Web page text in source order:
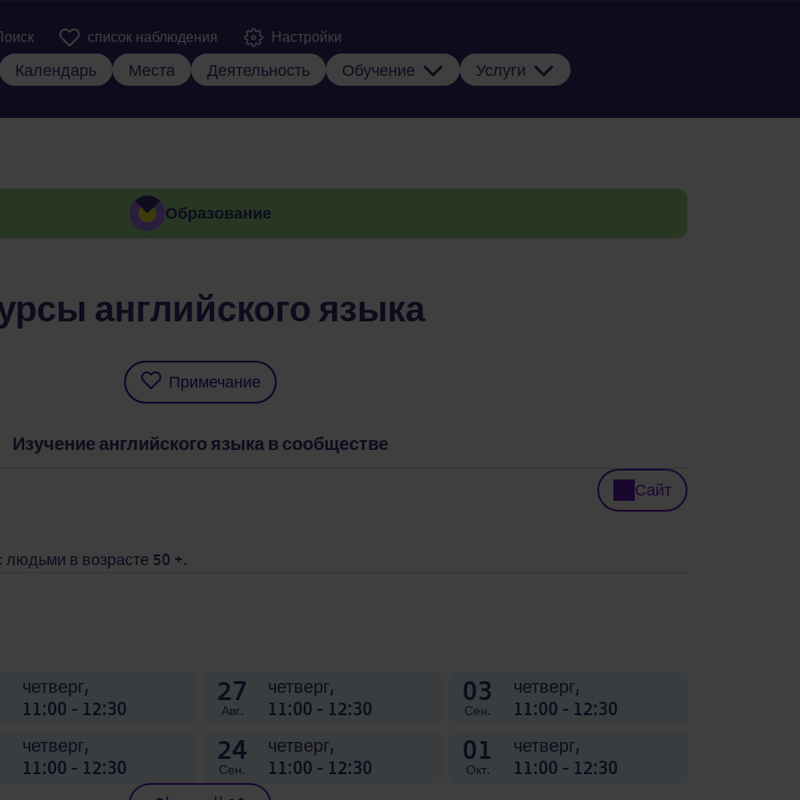
навигация
Календарь Места Деятельность Обучение Услуги
der Kopfzeileсписок наблюдения Настройки
Образование
английского языка
Примечание
Изучение английского языка в сообществе
Сайт
людьми в возрасте 50 +.
четверг,
11:00 - 12:30 27
Авг.
четверг,
11:00 - 12:30 03
Сен.
четверг,
11:00 - 12:30
четверг,
11:00 - 12:30 24
Сен.
четверг,
11:00 - 12:30 01
Окт.
четверг,
11:00 - 12:30